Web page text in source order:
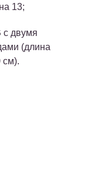
13;
с двумя
(длина
см).